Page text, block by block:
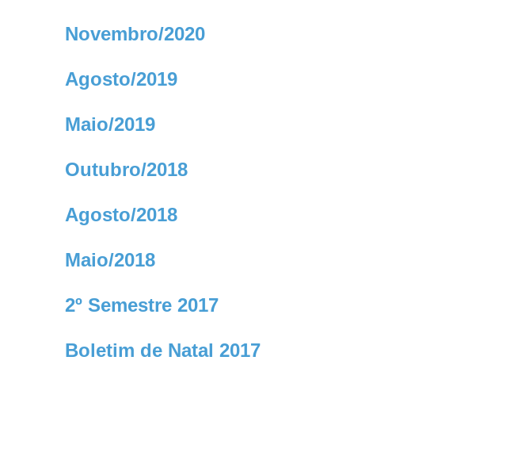
Novembro/2020
Agosto/2019
Maio/2019
Outubro/2018
Agosto/2018
Maio/2018
2º Semestre 2017
Boletim de Natal 2017